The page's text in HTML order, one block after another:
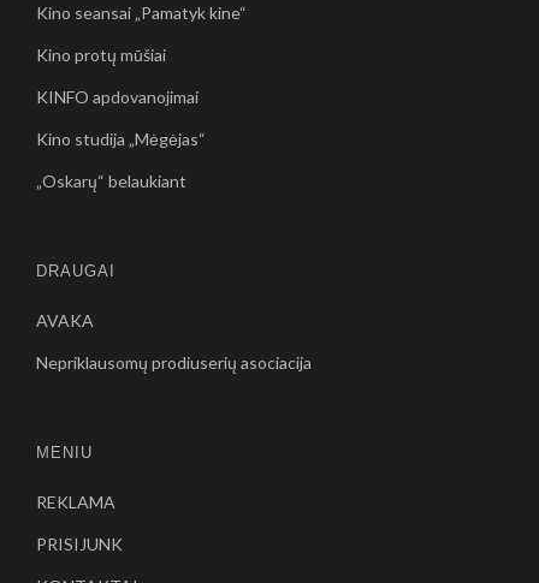
Kino seansai „Pamatyk kine“
Kino protų mūšiai
KINFO apdovanojimai
Kino studija „Mėgėjas“
„Oskarų“ belaukiant
DRAUGAI
AVAKA
Nepriklausomų prodiuserių asociacija
MENIU
REKLAMA
PRISIJUNK